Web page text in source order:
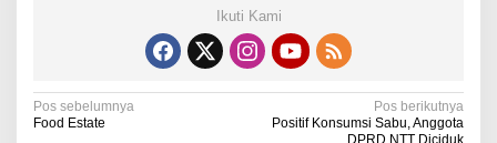
Ikuti Kami
N
Pos sebelumnya
Food Estate
Pos berikutnya
Positif Konsumsi Sabu, Anggota
DPRD NTT Diciduk